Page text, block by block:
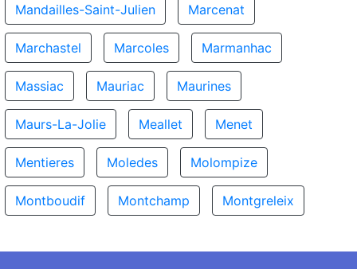
Mandailles-Saint-Julien Marcenat
Marchastel Marcoles Marmanhac
Massiac Mauriac Maurines
Maurs-La-Jolie Meallet Menet
Mentieres Moledes Molompize
Montboudif Montchamp Montgreleix